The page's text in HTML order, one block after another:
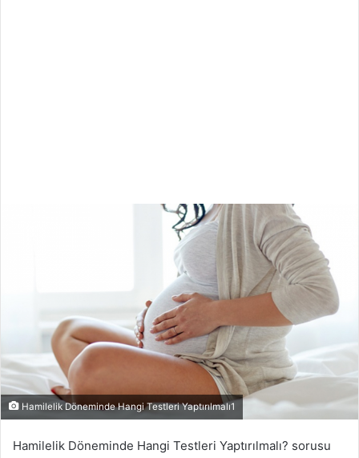
Hamilelik Döneminde Hangi Testleri Yaptırılmalı1
Hamilelik Döneminde Hangi Testleri Yaptırılmalı? sorusu